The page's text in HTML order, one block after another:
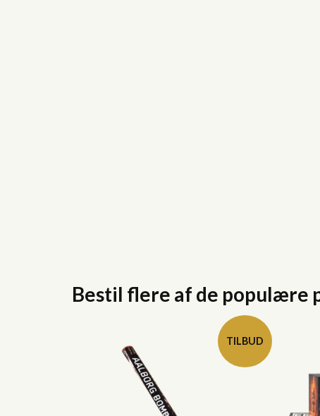
Bestil flere af de populære
TILBUD